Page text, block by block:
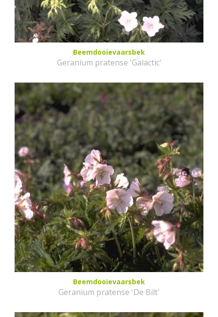
Beemdooievaarsbek
Geranium pratense 'Galactic'
Beemdooievaarsbek
Geranium pratense 'De Bilt'